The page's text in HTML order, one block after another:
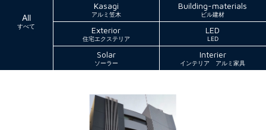
All
すべて
Kasagi
アルミ笠木
Building-materials
ビル建材
Exterior
住宅エクステリア
LED
LED
Solar
ソーラー
Interier
インテリア アルミ家具